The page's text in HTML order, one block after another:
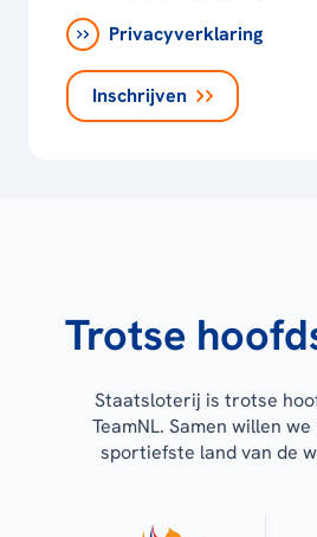
Privacyverklaring
Inschrijven
Trotse
Staatsloterij is trotse
TeamNL. Samen willen
sportiefste land van de